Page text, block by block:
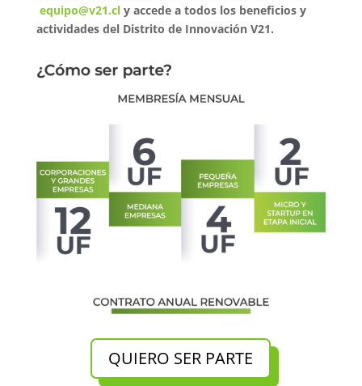
equipo@v21.cly accede a todos los beneficios y
actividades del Distrito de Innovación V21.
QUIERO SER PARTE